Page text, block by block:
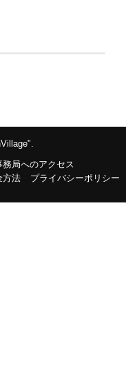
務局へのアクセス
方法 プライバシーポリシー